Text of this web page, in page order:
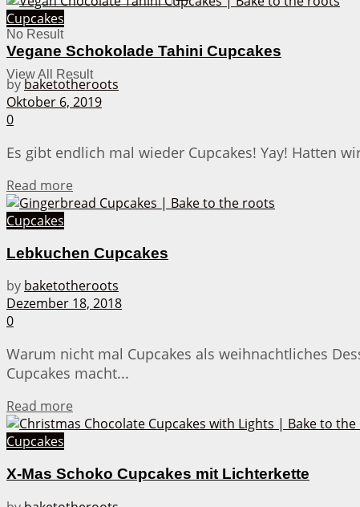
No Result
View All Result
Cupcakes
Vegane Schokolade Tahini Cupcakes
by baketotheroots
Oktober 6, 2019
0
Es gibt endlich mal wieder Cupcakes! Yay! Hatten
Read more
Cupcakes
Lebkuchen Cupcakes
by baketotheroots
Dezember 18, 2018
0
Warum nicht mal Cupcakes als weihnachtliches
Cupcakes macht...
Read more
Cupcakes
X-Mas Schoko Cupcakes mit Lichterkette